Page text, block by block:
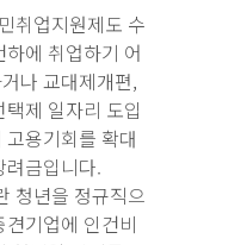
취업지원제도 수
에 취업하기 어
나 교대제개편,
제 일자리 도입
용기회를 확대
금입니다.
청년을 정규직으
기업에 인건비